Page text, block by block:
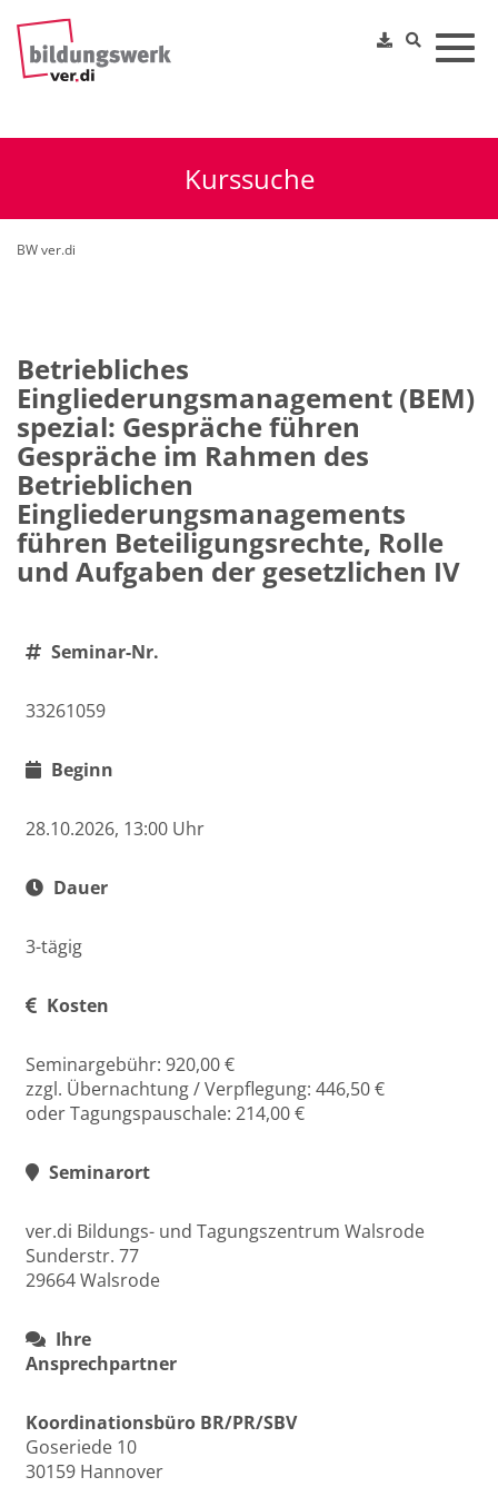
Kurssuche
BW ver.di
Betriebliches
Eingliederungsmanagement (BEM)
spezial: Gespräche führen
Gespräche im Rahmen des
Betrieblichen
Eingliederungsmanagements
führen Beteiligungsrechte, Rolle
und Aufgaben der gesetzlichen IV
Seminar-Nr.
33261059
Beginn
28.10.2026, 13:00 Uhr
Dauer
3-tägig
Kosten
Seminargebühr: 920,00 €
zzgl. Übernachtung / Verpflegung: 446,50 €
oder Tagungspauschale: 214,00 €
Seminarort
ver.di Bildungs- und Tagungszentrum Walsrode
Sunderstr. 77
29664 Walsrode
Ihre
Ansprechpartner
Koordinationsbüro BR/PR/SBV
Goseriede 10
30159 Hannover